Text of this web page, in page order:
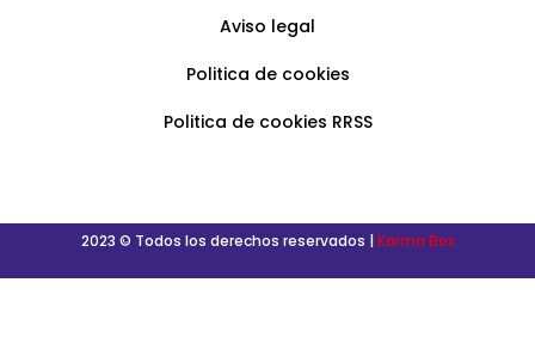
Aviso legal
Politica de cookies
Politica de cookies RRSS
2023 © Todos los derechos reservados | Karma Box